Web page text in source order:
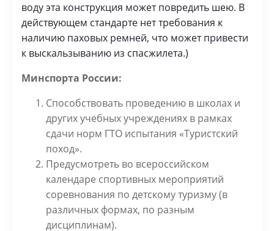
воду эта конструкция может повредить шею. В
действующем стандарте нет требования к
наличию паховых ремней, что может привести
к выскальзыванию из спасжилета.)
Минспорта России:
Способствовать проведению в школах и
других учебных учреждениях в рамках
сдачи норм ГТО испытания «Туристский
поход».
Предусмотреть во всероссийском
календаре спортивных мероприятий
соревнования по детскому туризму (в
различных формах, по разным
дисциплинам).